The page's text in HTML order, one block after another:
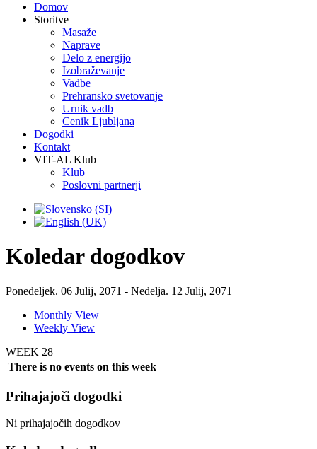
Domov
Storitve
Masaže
Naprave
Delo z energijo
Izobraževanje
Vadbe
Prehransko svetovanje
Urnik vadb
Cenik Ljubljana
Dogodki
Kontakt
VIT-AL Klub
Klub
Poslovni partnerji
Koledar dogodkov
Ponedeljek. 06 Julij, 2071 - Nedelja. 12 Julij, 2071
Monthly View
Weekly View
WEEK 28
There is no events on this week
Prihajajoči dogodki
Ni prihajajočih dogodkov